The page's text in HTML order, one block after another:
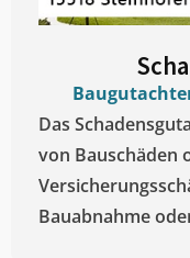
Das
von Bauschäden
Bauabnahme